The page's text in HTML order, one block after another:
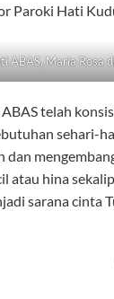
Paroki Hati
ABAS, Maria Rosa
telah
sehari-
atau hina
sarana cinta